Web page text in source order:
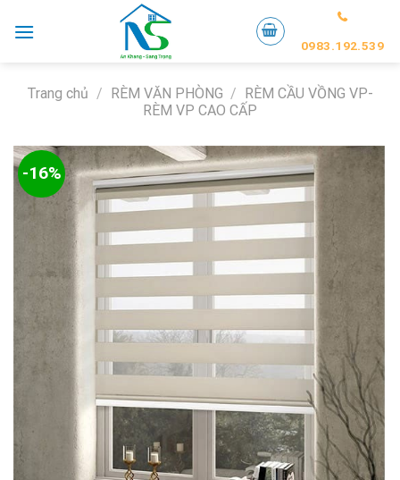
0983.192.539
Trang chủ / RÈM VĂN PHÒNG / RÈM CẦU VỒNG VP-
RÈM VP CAO CẤP
-16%